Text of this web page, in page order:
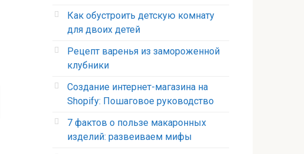
Как обустроить детскую комнату
для двоих детей
Рецепт варенья из замороженной
клубники
Создание интернет-магазина на
Shopify: Пошаговое руководство
7 фактов о пользе макаронных
изделий: развеиваем мифы